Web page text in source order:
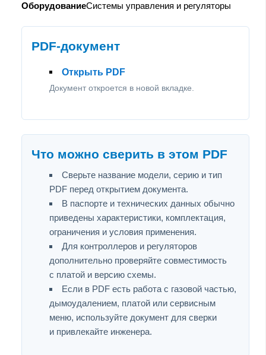
ОборудованиеСистемы управления и регуляторы
PDF-документ
Открыть PDF
Документ откроется в новой вкладке.
Что можно сверить в этом PDF
Сверьте название модели, серию и тип
PDF перед открытием документа.
В паспорте и технических данных обычно
приведены характеристики, комплектация,
ограничения и условия применения.
Для контроллеров и регуляторов
дополнительно проверяйте совместимость
с платой и версию схемы.
Если в PDF есть работа с газовой частью,
дымоудалением, платой или сервисным
меню, используйте документ для сверки
и привлекайте инженера.